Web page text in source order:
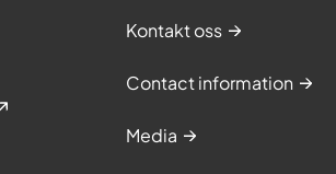
Kontakt oss
Contact information
Media